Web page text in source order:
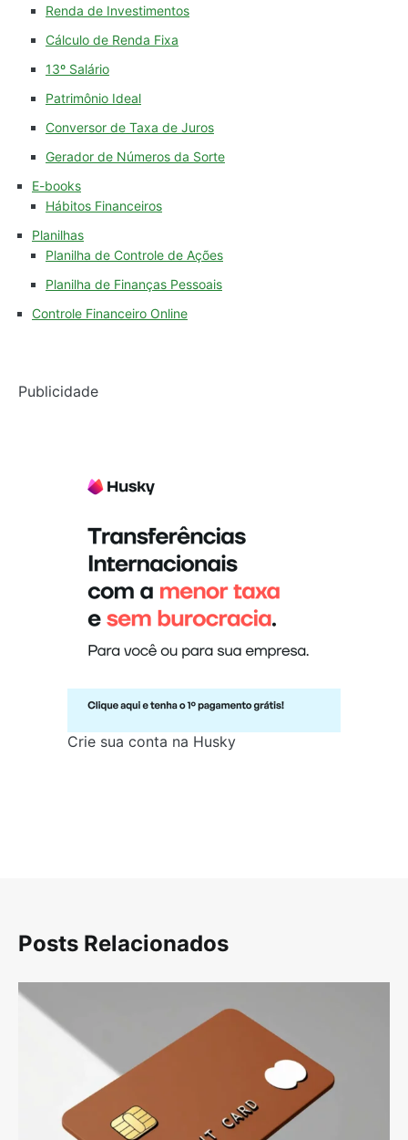
Renda de Investimentos
Cálculo de Renda Fixa
13º Salário
Patrimônio Ideal
Conversor de Taxa de Juros
Gerador de Números da Sorte
E-books
Hábitos Financeiros
Planilhas
Planilha de Controle de Ações
Planilha de Finanças Pessoais
Controle Financeiro Online
Publicidade
Crie sua conta na Husky
Posts Relacionados